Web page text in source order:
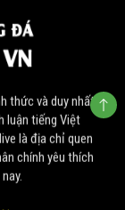
thức và duy nhất
luận tiếng Việt
là địa chỉ quen
chính yêu thích